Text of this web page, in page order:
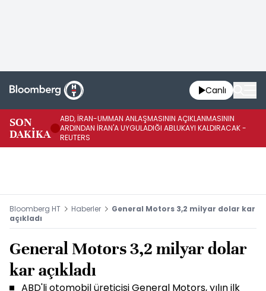
Canlı
SON
DAKİKA
ABD, İRAN-UMMAN ANLAŞMASININ AÇIKLANMASININ
ARDINDAN İRAN'A UYGULADIĞI ABLUKAYI KALDIRACAK -
REUTERS
Bloomberg HT Haberler
General Motors 3,2 milyar dolar kar
açıkladı
General Motors 3,2 milyar dolar
kar açıkladı
ABD'li otomobil üreticisi General Motors, yılın ilk